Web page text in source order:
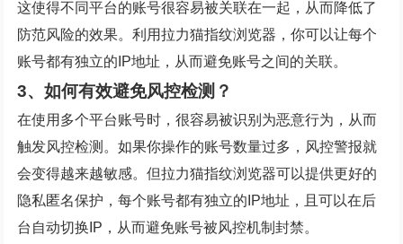
这使得不同平台的账号很容易被关联在一起，从而降低了
防范风险的效果。利用拉力猫指纹浏览器，你可以让每个
账号都有独立的IP地址，从而避免账号之间的关联。
3、如何有效避免风控检测？
在使用多个平台账号时，很容易被识别为恶意行为，从而
触发风控检测。如果你操作的账号数量过多，风控警报就
会变得越来越敏感。但拉力猫指纹浏览器可以提供更好的
隐私匿名保护，每个账号都有独立的IP地址，且可以在后
台自动切换IP，从而避免账号被风控机制封禁。